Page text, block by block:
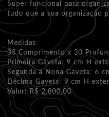
Super funcional para
tudo que a sua organização
Medidas:
35 Comprimento x 30
Primeira Gaveta: 9 cm H
Segunda a Nona Gaveta: 6
Décima Gaveta: 9 cm H
Valor: R$ 2.800,00